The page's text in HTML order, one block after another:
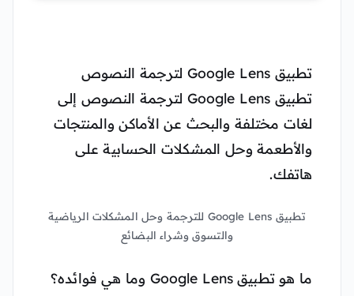
تطبيق Google Lens لترجمة النصوص
تطبيق Google Lens لترجمة النصوص إلى
لغات مختلفة والبحث عن الأماكن والمنتجات
والأطعمة وحل المشكلات الحسابية على
هاتفك.
تطبيق Google Lens للترجمة وحل المشكلات الرياضية
والتسوق وشراء البضائع
ما هو تطبيق Google Lens وما هي فوائده؟